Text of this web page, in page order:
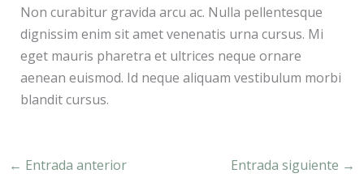
Non curabitur gravida arcu ac. Nulla pellentesque
dignissim enim sit amet venenatis urna cursus. Mi
eget mauris pharetra et ultrices neque ornare
aenean euismod. Id neque aliquam vestibulum morbi
blandit cursus.
← Entrada anterior Entrada siguiente →